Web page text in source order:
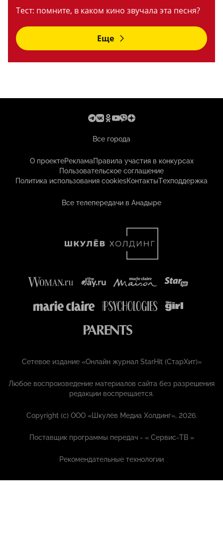
Тест: помните, в каком кино звучала эта песня?
Еще
Все города
О проектеРекламаПравила участия в конкурсах
Пользовательское соглашение
Политика использования cookiesКонтактыТехподдержка
Все телепередачи в Анадыре
Сетевое издание «Онлайн журнал StarHit (СтарХит)»
Любое воспроизведение материалов сайта без разрешения
редакции воспрещается.
Copyright (с) ООО «Шкулёв Медиа Холдинг», 2026.
Поставщик программы передач - «Сервис-ТВ »
Рекомендательные технологии